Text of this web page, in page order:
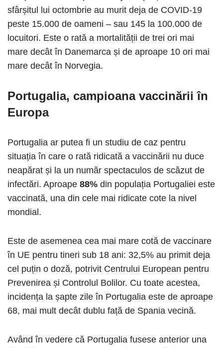
sfârșitul lui octombrie au murit deja de COVID-19
peste 15.000 de oameni – sau 145 la 100.000 de
locuitori. Este o rată a mortalității de trei ori mai
mare decât în Danemarca și de aproape 10 ori mai
mare decât în Norvegia.
Portugalia, campioana vaccinării în
Europa
Portugalia ar putea fi un studiu de caz pentru
situația în care o rată ridicată a vaccinării nu duce
neapărat și la un număr spectaculos de scăzut de
infectări. Aproape 88% din populația Portugaliei este
vaccinată, una din cele mai ridicate cote la nivel
mondial.
Este de asemenea cea mai mare cotă de vaccinare
în UE pentru tineri sub 18 ani: 32,5% au primit deja
cel puțin o doză, potrivit Centrului European pentru
Prevenirea și Controlul Bolilor. Cu toate acestea,
incidența la șapte zile în Portugalia este de aproape
68, mai mult decât dublu față de Spania vecină.
Având în vedere că Portugalia fusese anterior una